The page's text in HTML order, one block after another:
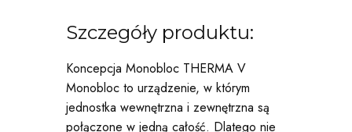
Szczegóły produktu:
Koncepcja Monobloc THERMA V
Monobloc to urządzenie, w którym
jednostka wewnętrzna i zewnętrzna są
połączone w jedną całość. Dlatego nie